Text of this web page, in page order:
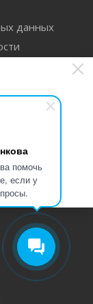
помочь
если у
данных